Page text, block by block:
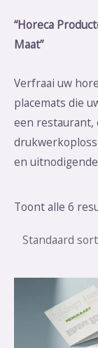
“Horeca
Maat”
Verfraai uw
placemats die
een restaurant,
en
Toont alle 6